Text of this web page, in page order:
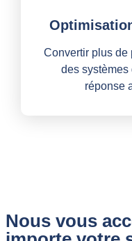
Convertir plus de
des systèmes
réponse
Nous vous